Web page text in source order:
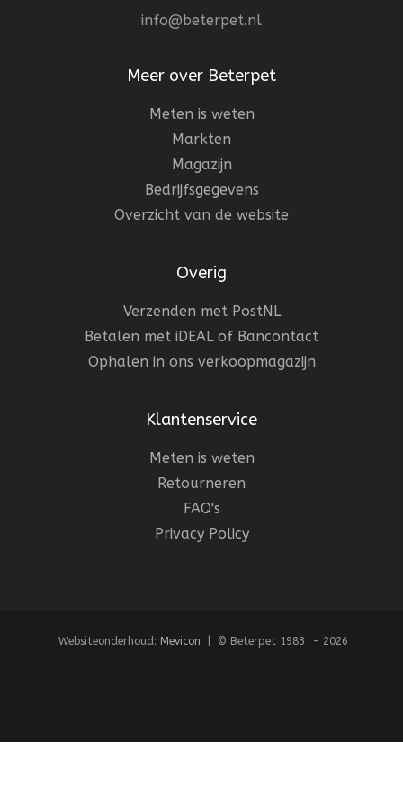
info@beterpet.nl
Meer over Beterpet
Meten is weten
Markten
Magazijn
Bedrijfsgegevens
Overzicht van de website
Overig
Verzenden met PostNL
Betalen met iDEAL of Bancontact
Ophalen in ons verkoopmagazijn
Klantenservice
Meten is weten
Retourneren
FAQ's
Privacy Policy
Websiteonderhoud: Mevicon | © Beterpet 1983 - 2026